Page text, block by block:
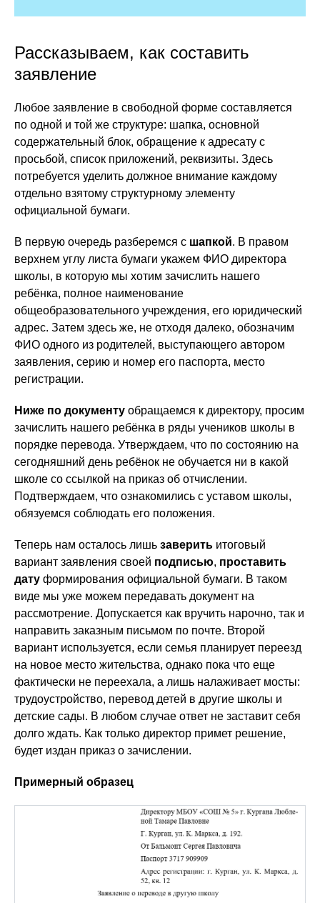
Рассказываем, как составить
заявление
Любое заявление в свободной форме составляется
по одной и той же структуре: шапка, основной
содержательный блок, обращение к адресату с
просьбой, список приложений, реквизиты. Здесь
потребуется уделить должное внимание каждому
отдельно взятому структурному элементу
официальной бумаги.
В первую очередь разберемся с шапкой. В правом
верхнем углу листа бумаги укажем ФИО директора
школы, в которую мы хотим зачислить нашего
ребёнка, полное наименование
общеобразовательного учреждения, его юридический
адрес. Затем здесь же, не отходя далеко, обозначим
ФИО одного из родителей, выступающего автором
заявления, серию и номер его паспорта, место
регистрации.
Ниже по документу обращаемся к директору, просим
зачислить нашего ребёнка в ряды учеников школы в
порядке перевода. Утверждаем, что по состоянию на
сегодняшний день ребёнок не обучается ни в какой
школе со ссылкой на приказ об отчислении.
Подтверждаем, что ознакомились с уставом школы,
обязуемся соблюдать его положения.
Теперь нам осталось лишь заверить итоговый
вариант заявления своей подписью, проставить
дату формирования официальной бумаги. В таком
виде мы уже можем передавать документ на
рассмотрение. Допускается как вручить нарочно, так и
направить заказным письмом по почте. Второй
вариант используется, если семья планирует переезд
на новое место жительства, однако пока что еще
фактически не переехала, а лишь налаживает мосты:
трудоустройство, перевод детей в другие школы и
детские сады. В любом случае ответ не заставит себя
долго ждать. Как только директор примет решение,
будет издан приказ о зачислении.
Примерный образец